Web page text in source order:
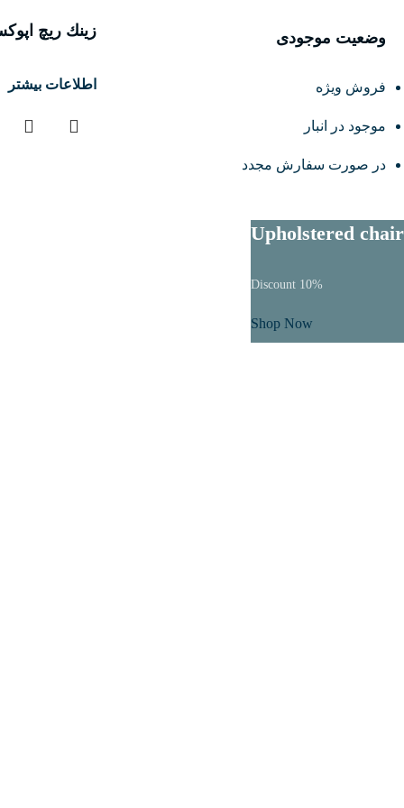
وضعیت موجودی
فروش ویژه
موجود در انبار
در صورت سفارش مجدد
Upholstered chair
Discount 10%
Shop Now
زينك ريچ اپوكسی 65
اطلاعات بیشتر